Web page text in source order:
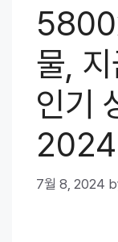
물,
인기
2024
7월 8, 2024